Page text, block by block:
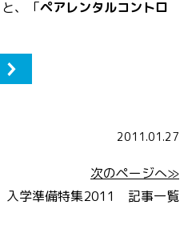
、「ペアレンタルコントロ
2011.01.27
次のページへ≫
入学準備特集2011 記事一覧